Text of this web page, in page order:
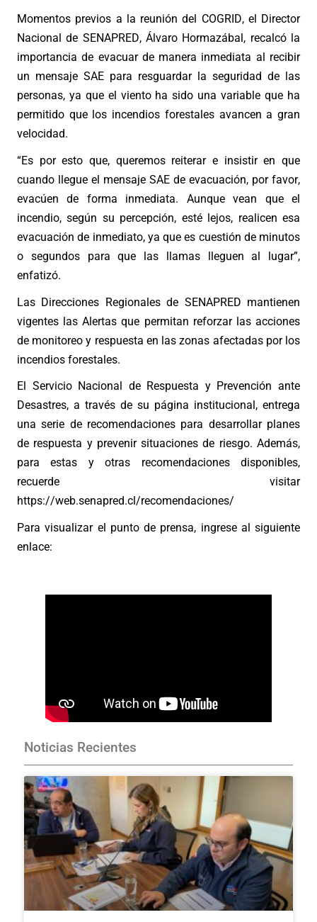
Momentos previos a la reunión del COGRID, el Director
Nacional de SENAPRED, Álvaro Hormazábal, recalcó la
importancia de evacuar de manera inmediata al recibir
un mensaje SAE para resguardar la seguridad de las
personas, ya que el viento ha sido una variable que ha
permitido que los incendios forestales avancen a gran
velocidad.
“Es por esto que, queremos reiterar e insistir en que
cuando llegue el mensaje SAE de evacuación, por favor,
evacúen de forma inmediata. Aunque vean que el
incendio, según su percepción, esté lejos, realicen esa
evacuación de inmediato, ya que es cuestión de minutos
o segundos para que las llamas lleguen al lugar”,
enfatizó.
Las Direcciones Regionales de SENAPRED mantienen
vigentes las Alertas que permitan reforzar las acciones
de monitoreo y respuesta en las zonas afectadas por los
incendios forestales.
El Servicio Nacional de Respuesta y Prevención ante
Desastres, a través de su página institucional, entrega
una serie de recomendaciones para desarrollar planes
de respuesta y prevenir situaciones de riesgo. Además,
para estas y otras recomendaciones disponibles,
recuerde visitar
https://web.senapred.cl/recomendaciones/
Para visualizar el punto de prensa, ingrese al siguiente
enlace:
Noticias Recientes